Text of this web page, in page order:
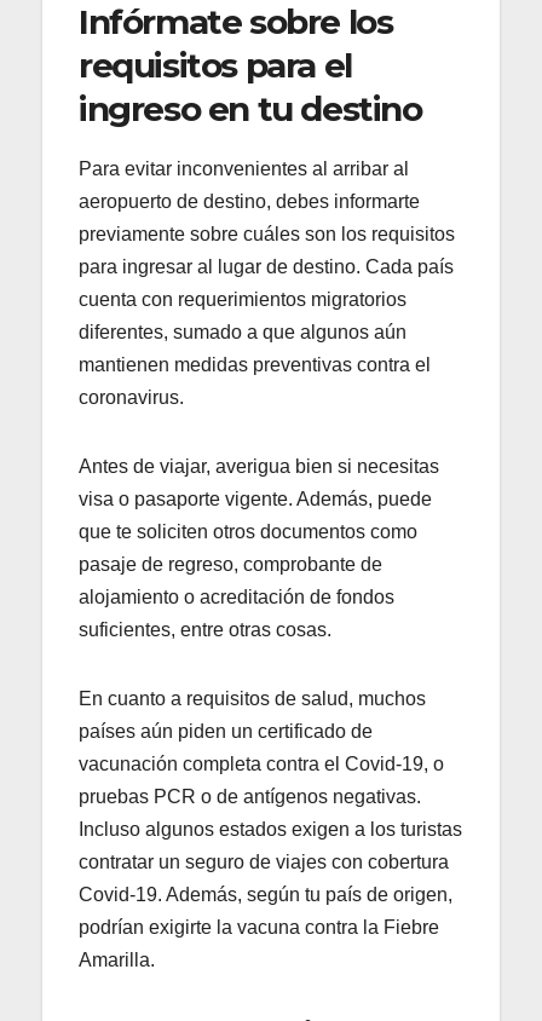
Infórmate sobre los
requisitos para el
ingreso en tu destino
Para evitar inconvenientes al arribar al
aeropuerto de destino, debes informarte
previamente sobre cuáles son los requisitos
para ingresar al lugar de destino. Cada país
cuenta con requerimientos migratorios
diferentes, sumado a que algunos aún
mantienen medidas preventivas contra el
coronavirus.
Antes de viajar, averigua bien si necesitas
visa o pasaporte vigente. Además, puede
que te soliciten otros documentos como
pasaje de regreso, comprobante de
alojamiento o acreditación de fondos
suficientes, entre otras cosas.
En cuanto a requisitos de salud, muchos
países aún piden un certificado de
vacunación completa contra el Covid-19, o
pruebas PCR o de antígenos negativas.
Incluso algunos estados exigen a los turistas
contratar un seguro de viajes con cobertura
Covid-19. Además, según tu país de origen,
podrían exigirte la vacuna contra la Fiebre
Amarilla.